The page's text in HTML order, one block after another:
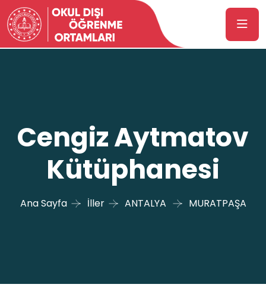
Cengiz Aytmatov
Kütüphanesi
Ana Sayfa İller ANTALYA MURATPAŞA